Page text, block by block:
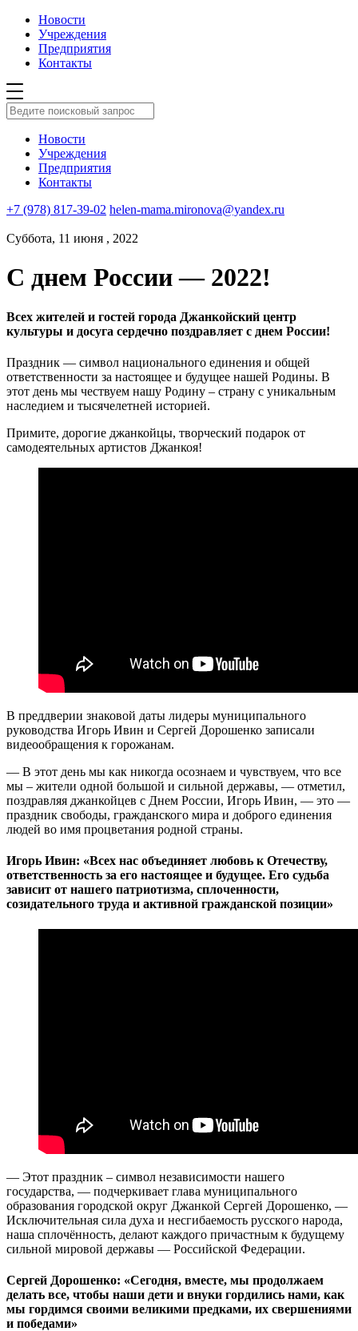
Новости
Учреждения
Предприятия
Контакты
Новости
Учреждения
Предприятия
Контакты
+7 (978) 817-39-02 helen-mama.mironova@yandex.ru
Суббота, 11 июня , 2022
С днем России — 2022!
Всех жителей и гостей города Джанкойский центр
культуры и досуга сердечно поздравляет с днем России!
Праздник — символ национального единения и общей
ответственности за настоящее и будущее нашей Родины. В
этот день мы чествуем нашу Родину – страну с уникальным
наследием и тысячелетней историей.
Примите, дорогие джанкойцы, творческий подарок от
самодеятельных артистов Джанкоя!
В преддверии знаковой даты лидеры муниципального
руководства Игорь Ивин и Сергей Дорошенко записали
видеообращения к горожанам.
— В этот день мы как никогда осознаем и чувствуем, что все
мы – жители одной большой и сильной державы, — отметил,
поздравляя джанкойцев с Днем России, Игорь Ивин, — это —
праздник свободы, гражданского мира и доброго единения
людей во имя процветания родной страны.
Игорь Ивин: «Всех нас объединяет любовь к Отечеству,
ответственность за его настоящее и будущее. Его судьба
зависит от нашего патриотизма, сплоченности,
созидательного труда и активной гражданской позиции»
— Этот праздник – символ независимости нашего
государства, — подчеркивает глава муниципального
образования городской округ Джанкой Сергей Дорошенко, —
Исключительная сила духа и несгибаемость русского народа,
наша сплочённость, делают каждого причастным к будущему
сильной мировой державы — Российской Федерации.
Сергей Дорошенко: «Сегодня, вместе, мы продолжаем
делать все, чтобы наши дети и внуки гордились нами, как
мы гордимся своими великими предками, их свершениями
и победами»